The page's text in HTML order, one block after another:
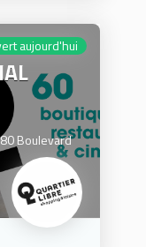
aujourd'hui
Boulevard